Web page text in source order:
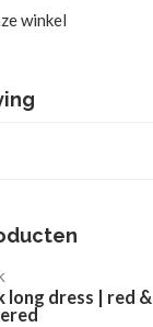
winkel
long dress | red &